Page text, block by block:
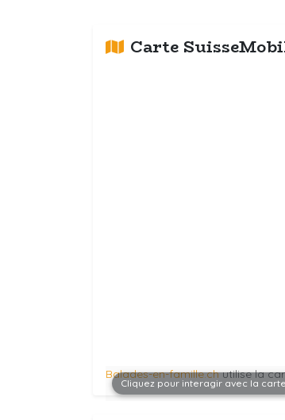
Carte
Cliquez pour interagir avec la carte
Balades-en-famille.chutilise la